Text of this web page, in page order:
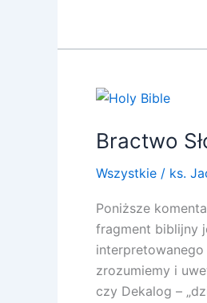
Bractwo
Wszystkie / ks.
Poniższe
fragment biblijny
zrozumiemy i
czy Dekalog –
Bractwo
Bożego
komentarze
na
III
Niedzielę
Wielkiego
Postu